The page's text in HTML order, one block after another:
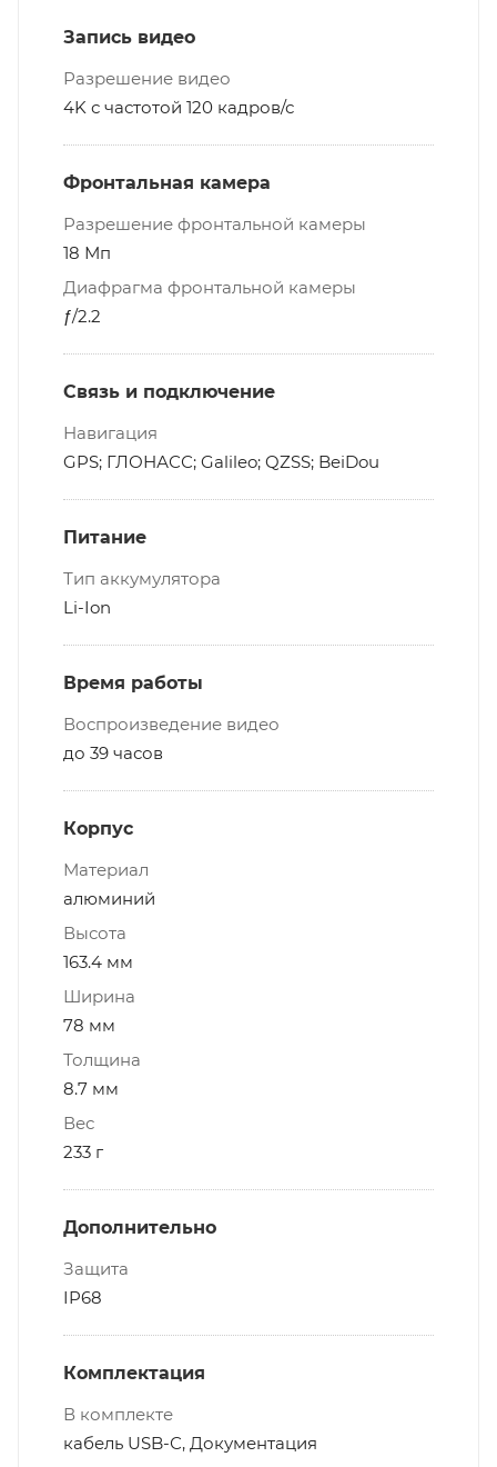
Запись видео
Разрешение видео
4K с частотой 120 кадров/ с
Фронтальная камера
Разрешение фронтальной камеры
18 Мп
Диафрагма фронтальной камеры
ƒ/2.2
Связь и подключение
Навигация
GPS; ГЛОНАСС; Galileo; QZSS; BeiDou
Питание
Тип аккумулятора
Li-Ion
Время работы
Воспроизведение видео
до 39 часов
Корпус
Материал
алюминий
Высота
163.4 мм
Ширина
78 мм
Толщина
8.7 мм
Вес
233 г
Дополнительно
Защита
IP68
Комплектация
В комплекте
кабель USB-С, Документация